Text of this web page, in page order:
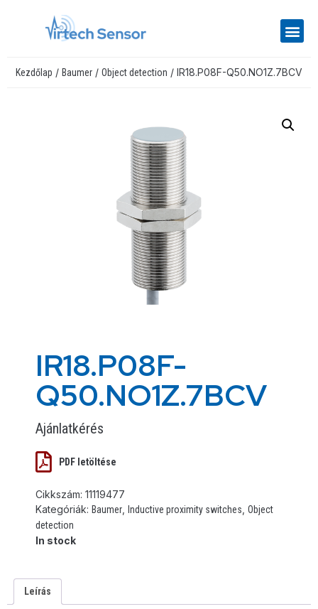
Kezdőlap / Baumer / Object detection / IR18.P08F-Q50.NO1Z.7BCV
IR18.P08F-
Q50.NO1Z.7BCV
Ajánlatkérés
PDF letöltése
Cikkszám: 11119477
Kategóriák: Baumer Inductive proximity switches Object
detection
In stock
Leírás